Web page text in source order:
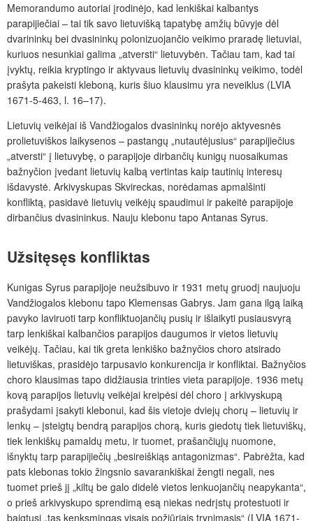
Memorandumo autoriai įrodinėjo, kad lenkiškai kalbantys
parapijiečiai – tai tik savo lietuvišką tapatybę amžių būvyje dėl
dvarininkų bei dvasininkų polonizuojančio veikimo praradę lietuviai,
kuriuos nesunkiai galima „atversti“ lietuvybėn. Tačiau tam, kad tai
įvyktų, reikia kryptingo ir aktyvaus lietuvių dvasininkų veikimo, todėl
prašyta pakeisti kleboną, kuris šiuo klausimu yra neveiklus (LVIA
1671-5-463, l. 16–17).
Lietuvių veikėjai iš Vandžiogalos dvasininkų norėjo aktyvesnės
prolietuviškos laikysenos – pastangų „nutautėjusius“ parapijiečius
„atversti“ į lietuvybę, o parapijoje dirbančių kunigų nuosaikumas
bažnyčion įvedant lietuvių kalbą vertintas kaip tautinių interesų
išdavystė. Arkivyskupas Skvireckas, norėdamas apmalšinti
konfliktą, pasidavė lietuvių veikėjų spaudimui ir pakeitė parapijoje
dirbančius dvasininkus. Nauju klebonu tapo Antanas Syrus.
Užsitęsęs konfliktas
Kunigas Syrus parapijoje neužsibuvo ir 1931 metų gruodį naujuoju
Vandžiogalos klebonu tapo Klemensas Gabrys. Jam gana ilgą laiką
pavyko laviruoti tarp konfliktuojančių pusių ir išlaikyti pusiausvyrą
tarp lenkiškai kalbančios parapijos daugumos ir vietos lietuvių
veikėjų. Tačiau, kai tik greta lenkiško bažnyčios choro atsirado
lietuviškas, prasidėjo tarpusavio konkurencija ir konfliktai. Bažnyčios
choro klausimas tapo didžiausia trinties vieta parapijoje. 1936 metų
kovą parapijos lietuvių veikėjai kreipėsi dėl choro į arkivyskupą
prašydami įsakyti klebonui, kad šis vietoje dviejų chorų – lietuvių ir
lenkų – įsteigtų bendrą parapijos chorą, kuris giedotų tiek lietuviškų,
tiek lenkiškų pamaldų metu, ir tuomet, prašančiųjų nuomone,
išnyktų tarp parapijiečių „besireiškiąs antagonizmas“. Pabrėžta, kad
pats klebonas tokio žingsnio savarankiškai žengti negali, nes
tuomet prieš jį „kiltų be galo didelė vietos lenkuojančių neapykanta“,
o prieš arkivyskupo sprendimą esą niekas nedrįstų protestuoti ir
baigtųsi „tas kenksmingas visais požiūriais trynimasis“ (LVIA 1671-